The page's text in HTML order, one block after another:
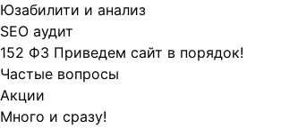
Юзабилити и анализ
SEO аудит
152 ФЗ Приведем сайт в порядок!
Частые вопросы
Акции
Много и сразу!